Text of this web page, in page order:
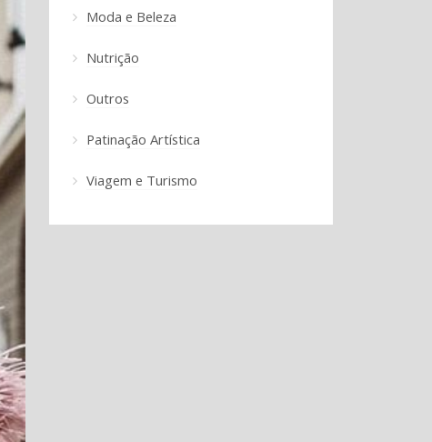
Moda e Beleza
Nutrição
Outros
Patinação Artística
Viagem e Turismo